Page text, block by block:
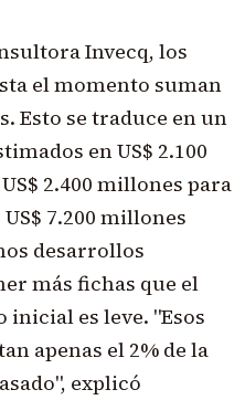
Invecq, los
el momento suman
Esto se traduce en un
en US$ 2.100
2.400 millones para
7.200 millones
desarrollos
más fichas que el
es leve. "Esos
apenas el 2% de la
explicó